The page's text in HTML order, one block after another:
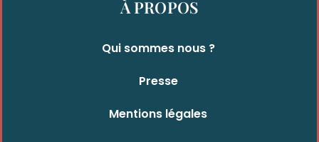
À PROPOS
Qui sommes nous ?
Presse
Mentions légales